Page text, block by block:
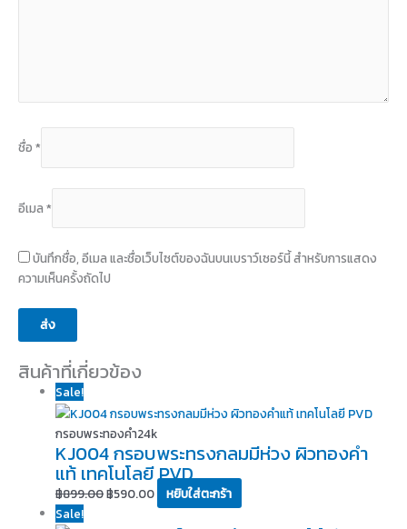
ชื่อ *
อีเมล *
บันทึกชื่อ, อีเมล และชื่อเว็บไซต์ของฉันบนเบราว์เซอร์นี้ สำหรับการแสดง
ความเห็นครั้งถัดไป
สินค้าที่เกี่ยวข้อง
Sale!
กรอบพระทองคำ24k
KJ004 กรอบพระทรงกลมมีห่วง ผิวทองคำ
แท้ เทคโนโลยี PVD
฿899.00฿590.00
หยิบใส่ตะกร้า
Sale!